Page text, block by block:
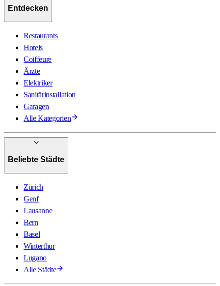
Entdecken
Restaurants
Hotels
Coiffeure
Ärzte
Elektriker
Sanitärinstallation
Garagen
Alle Kategorien
Beliebte Städte
Zürich
Genf
Lausanne
Bern
Basel
Winterthur
Lugano
Alle Städte